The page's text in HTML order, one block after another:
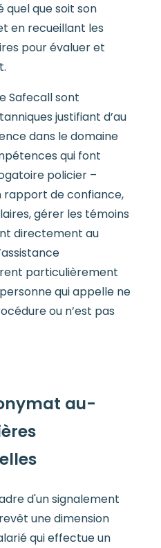
quel que soit son
en recueillant les
pour évaluer et
Safecall sont
justifiant d’au
dans le domaine
qui font
policier –
de confiance,
gérer les témoins
directement au
particulièrement
qui appelle ne
ou n’est pas
au-
d'un signalement
une dimension
qui effectue un